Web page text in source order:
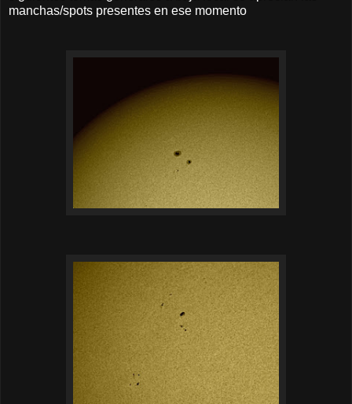
manchas/spots presentes en ese momento